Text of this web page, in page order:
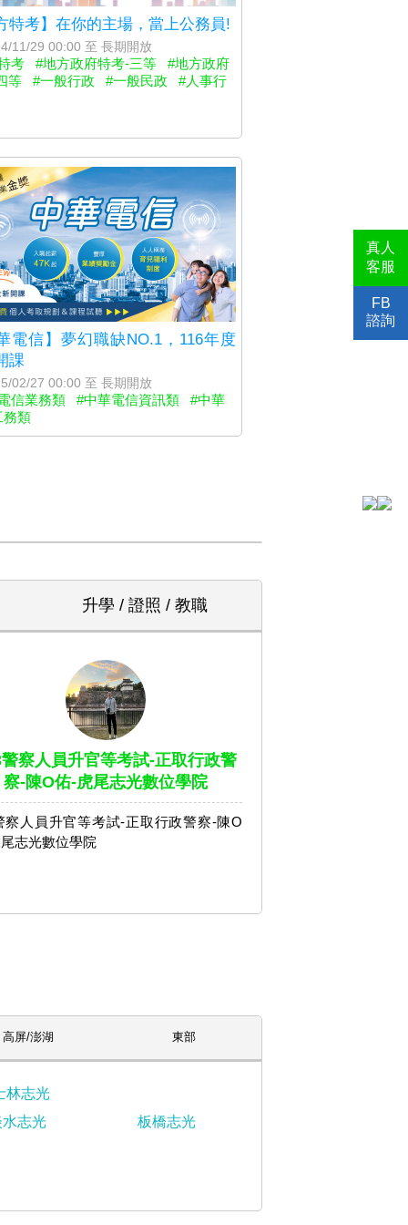
真人
客服
FB
諮詢
特考】在你的主場，當上公務員!
11/29 00:00 至 長期開放
考 #地方政府特考-三等
#地方政府
等
#一般行政 #一般民政 #人事行
電信】夢幻職缺NO.1，116年度
課
02/27 00:00 至 長期開放
信業務類 #中華電信資訊類
#中華
務類
升學 / 證照 / 教職
察人員升官等考試-正取行政警
察-陳O佑-虎尾志光數位學院
察人員升官等考試-正取行政警察-陳O
志光數位學院
高屏/澎湖 東部
林志光
志光
板橋志光